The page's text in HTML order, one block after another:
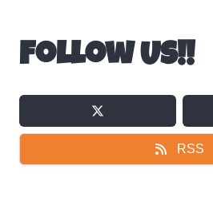
Follow Us!!
RSS